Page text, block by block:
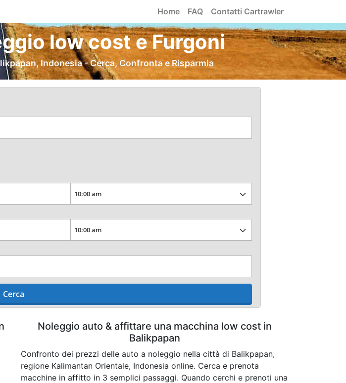
Home FAQ Contatti Cartrawler
low cost e Furgoni
Indonesia - Cerca, Confronta e Risparmia
Cerca
Noleggio auto & affittare una macchina low cost in
Balikpapan
Confronto dei prezzi delle auto a noleggio nella città di Balikpapan,
regione Kalimantan Orientale, Indonesia online. Cerca e prenota
macchine in affitto in 3 semplici passaggi. Quando cerchi e prenoti una